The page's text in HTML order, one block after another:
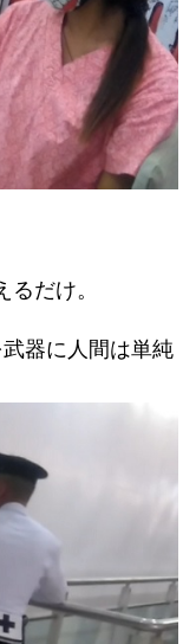
だけ。
器に人間は単純